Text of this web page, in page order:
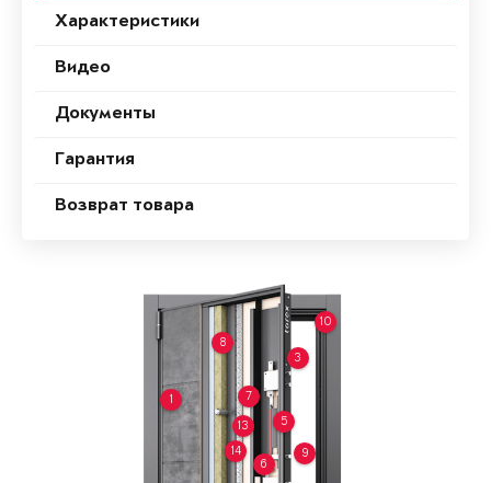
Характеристики
Видео
Документы
Гарантия
Возврат товара
1
3
5
6
7
8
9
10
13
14